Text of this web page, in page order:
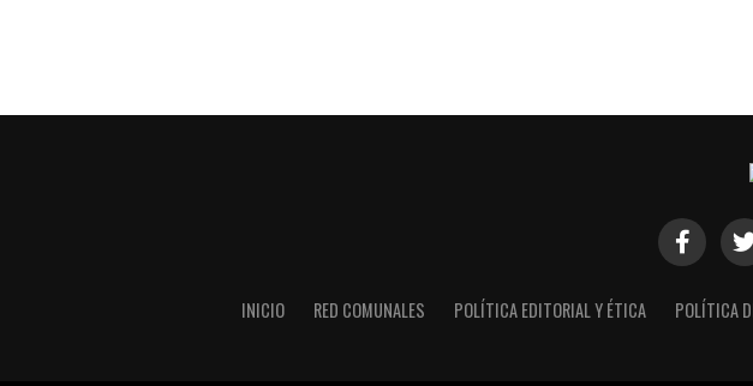
INICIO RED COMUNALES POLÍTICA EDITORIAL Y ÉTICA POLÍTICA